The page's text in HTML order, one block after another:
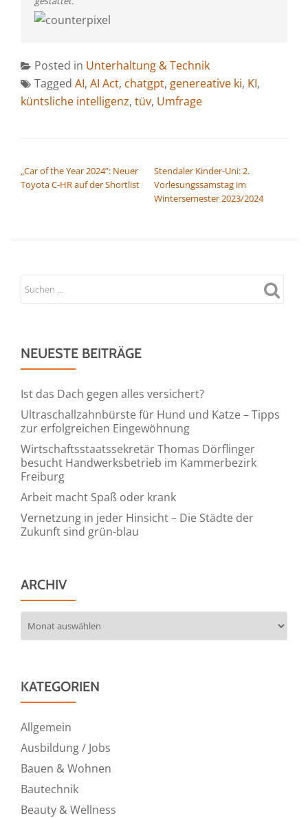
Posted in Unterhaltung & Technik
Tagged AI, AI Act, chatgpt, genereative ki, KI,
küntsliche intelligenz, tüv, Umfrage
„Car of the Year 2024”: Neuer
Toyota C-HR auf der Shortlist
Stendaler Kinder-Uni: 2.
Vorlesungssamstag im
Wintersemester 2023/2024
NEUESTE BEITRÄGE
Ist das Dach gegen alles versichert?
Ultraschallzahnbürste für Hund und Katze – Tipps
zur erfolgreichen Eingewöhnung
Wirtschaftsstaatssekretär Thomas Dörflinger
besucht Handwerksbetrieb im Kammerbezirk
Freiburg
Arbeit macht Spaß oder krank
Vernetzung in jeder Hinsicht – Die Städte der
Zukunft sind grün-blau
ARCHIV
KATEGORIEN
Allgemein
Ausbildung / Jobs
Bauen & Wohnen
Bautechnik
Beauty & Wellness